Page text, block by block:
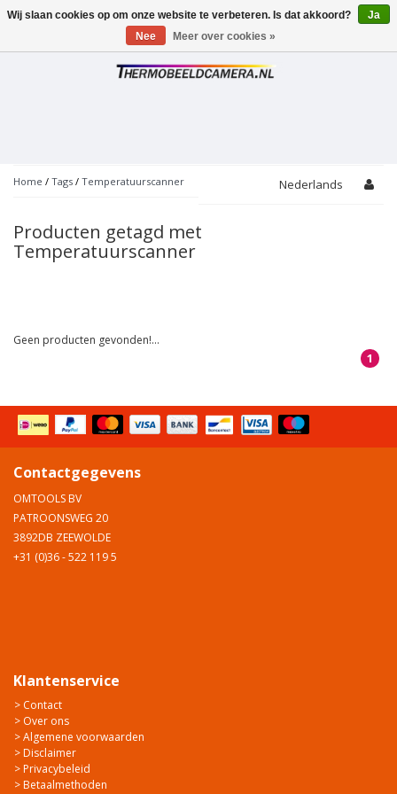
Toggle
Home / Tags / Temperatuurscanner Nederlands
Producten getagd met
Temperatuurscanner
Geen producten gevonden!...
1
Contactgegevens
OMTOOLS BV
PATROONSWEG 20
3892DB ZEEWOLDE
+31 (0)36 - 522 119 5
Klantenservice
> Contact
> Over ons
> Algemene voorwaarden
> Disclaimer
> Privacybeleid
> Betaalmethoden
Wij slaan cookies op om onze website te verbeteren. Is dat akkoord?
Ja
Nee
Meer over cookies »